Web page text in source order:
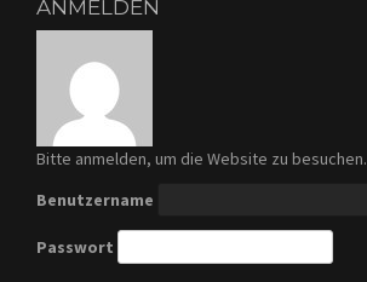
ANMELDEN
Bitte anmelden, um die Website zu besuchen.
Benutzername
Passwort